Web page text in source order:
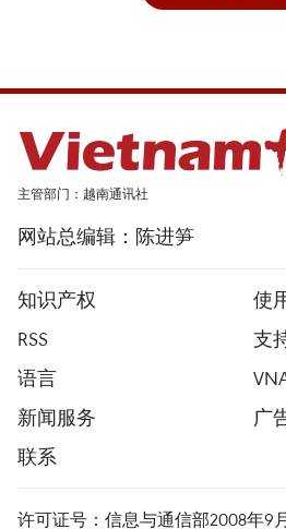
主管部门：越南通讯社
网站总编辑：陈进笋
知识产权
使
RSS
支
语言
新闻服务
广
联系
许可证号：信息与通信部2008年9